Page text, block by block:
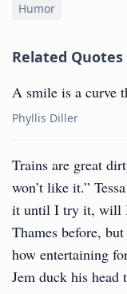
Humor
Related Quotes
A smile is a curve
Phyllis Diller
Trains are great
won’t like it.”
it until I try it, will
Thames before,
how entertaining
Jem duck his